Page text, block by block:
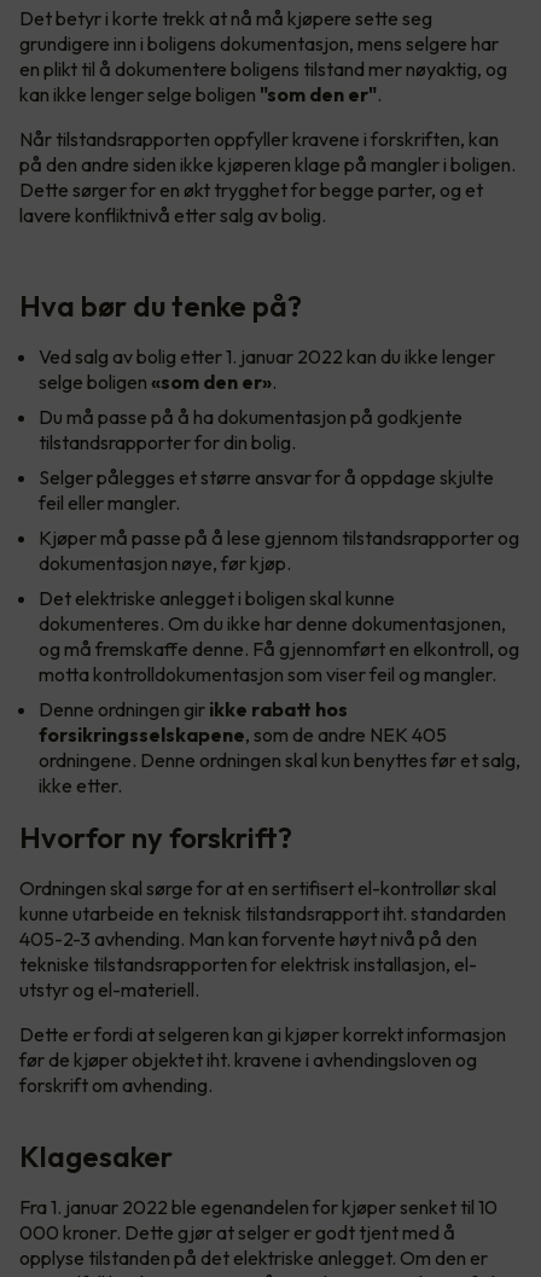
Det betyr i korte trekk at nå må kjøpere sette seg
grundigere inn i boligens dokumentasjon, mens selgere har
en plikt til å dokumentere boligens tilstand mer nøyaktig, og
kan ikke lenger selge boligen "som den er".
Når tilstandsrapporten oppfyller kravene i forskriften, kan
på den andre siden ikke kjøperen klage på mangler i boligen.
Dette sørger for en økt trygghet for begge parter, og et
lavere konfliktnivå etter salg av bolig.
Hva bør du tenke på?
Ved salg av bolig etter 1. januar 2022 kan du ikke lenger
selge boligen «som den er».
Du må passe på å ha dokumentasjon på godkjente
tilstandsrapporter for din bolig.
Selger pålegges et større ansvar for å oppdage skjulte
feil eller mangler.
Kjøper må passe på å lese gjennom tilstandsrapporter og
dokumentasjon nøye, før kjøp.
Det elektriske anlegget i boligen skal kunne
dokumenteres. Om du ikke har denne dokumentasjonen,
og må fremskaffe denne. Få gjennomført en elkontroll, og
motta kontrolldokumentasjon som viser feil og mangler.
Denne ordningen gir ikke rabatt hos
forsikringsselskapene, som de andre NEK 405
ordningene. Denne ordningen skal kun benyttes før et salg,
ikke etter.
Hvorfor ny forskrift?
Ordningen skal sørge for at en sertifisert el-kontrollør skal
kunne utarbeide en teknisk tilstandsrapport iht. standarden
405-2-3 avhending. Man kan forvente høyt nivå på den
tekniske tilstandsrapporten for elektrisk installasjon, el-
utstyr og el-materiell.
Dette er fordi at selgeren kan gi kjøper korrekt informasjon
før de kjøper objektet iht. kravene i avhendingsloven og
forskrift om avhending.
Klagesaker
Fra 1. januar 2022 ble egenandelen for kjøper senket til 10
000 kroner. Dette gjør at selger er godt tjent med å
opplyse tilstanden på det elektriske anlegget. Om den er